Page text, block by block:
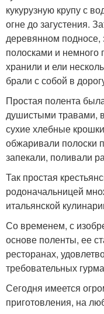
кукурузную крупу с
огне до загустения.
деревянном
полосками и
хранили и ели
брали с собой в
Простая полента
душистыми травами,
сухие хлебные
обжаривали полоски
запекали, поливали
Так простая
родоначальницей
итальянской
Со временем, с
основе поленты, ее
ресторанах,
требовательных
Сегодня имеется
приготовления, на